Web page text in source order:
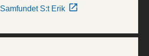
Samfundet S:t Erik